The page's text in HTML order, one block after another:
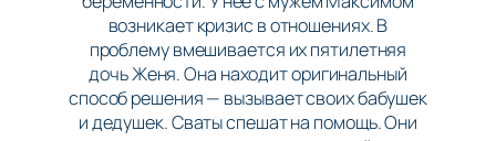
возникает кризис в отношениях. В
проблему вмешивается их пятилетняя
дочь Женя. Она находит оригинальный
способ решения — вызывает своих бабушек
и дедушек. Сваты спешат на помощь. Они